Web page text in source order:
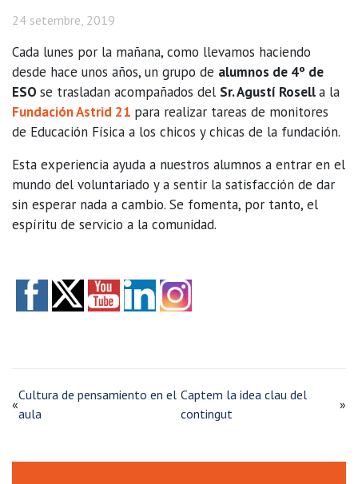
24 setembre, 2019
Cada lunes por la mañana, como llevamos haciendo
desde hace unos años, un grupo de alumnos de 4º de
ESO se trasladan acompañados del Sr. Agustí Rosella la
Fundación Astrid 21 para realizar tareas de monitores
de Educación Física a los chicos y chicas de la fundación.
Esta experiencia ayuda a nuestros alumnos a entrar en el
mundo del voluntariado y a sentir la satisfacción de dar
sin esperar nada a cambio. Se fomenta, por tanto, el
espíritu de servicio a la comunidad.
«
Cultura de pensamiento en el
aula
Captem la idea clau del
contingut
»